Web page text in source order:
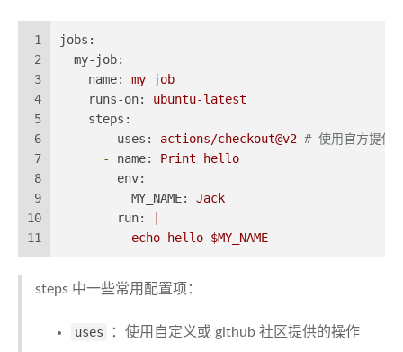
1
2
3
4
5
6
7
8
9
10
11
jobs:
my-job:
name:
my
job
runs-on:
ubuntu-latest
steps:
-
uses: actions/checkout@v2 # 使用官方提供
-
name: Print
hello
env:
MY_NAME:
Jack
run:
|
echo hello $MY_NAME
steps 中一些常用配置项：
uses ：使用自定义或 github 社区提供的操作